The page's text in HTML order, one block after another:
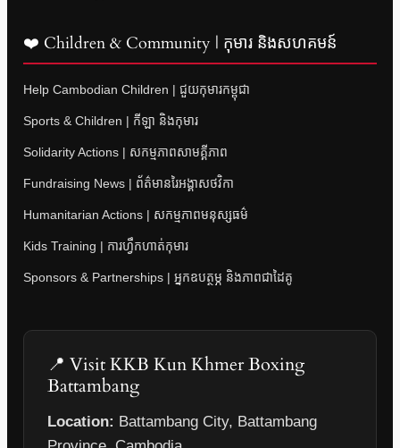
❤️ Children & Community | កុមារ និងសហគមន៍
Help Cambodian Children | ជួយកុមារកម្ពុជា
Sports & Children | កីឡា និងកុមារ
Solidarity Actions | សកម្មភាពសាមគ្គីភាព
Fundraising News | ព័ត៌មានរៃអង្គាសថវិកា
Humanitarian Actions | សកម្មភាពមនុស្សធម៌
Kids Training | ការហ្វឹកហាត់កុមារ
Sponsors & Partnerships | អ្នកឧបត្ថម្ភ និងភាពជាដៃគូ
📍 Visit KKB Kun Khmer Boxing
Battambang
Location: Battambang City, Battambang